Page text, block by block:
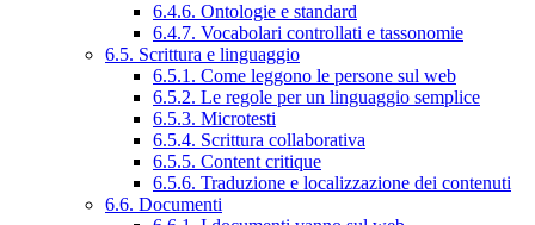
6.4.6. Ontologie e standard
6.4.7. Vocabolari controllati e tassonomie
6.5. Scrittura e linguaggio
6.5.1. Come leggono le persone sul web
6.5.2. Le regole per un linguaggio semplice
6.5.3. Microtesti
6.5.4. Scrittura collaborativa
6.5.5. Content critique
6.5.6. Traduzione e localizzazione dei contenuti
6.6. Documenti